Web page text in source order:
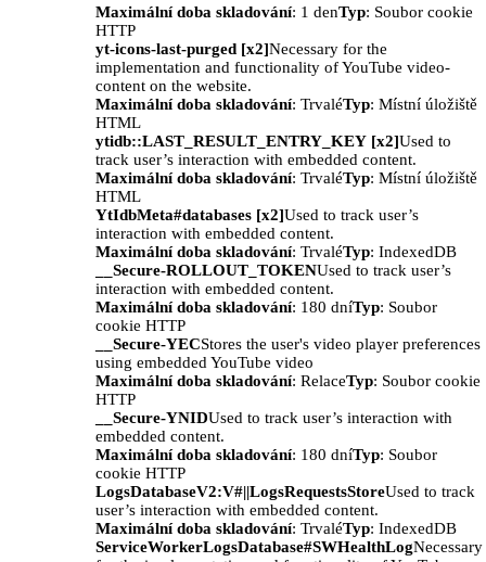
Maximální doba skladování: 1 denTyp: Soubor cookie
HTTP
yt-icons-last-purged [x2]Necessary for the
implementation and functionality of YouTube video-
content on the website.
Maximální doba skladování: TrvaléTyp: Místní úložiště
HTML
ytidb::LAST_RESULT_ENTRY_KEY [x2]Used to
track user’s interaction with embedded content.
Maximální doba skladování: TrvaléTyp: Místní úložiště
HTML
YtIdbMeta#databases [x2]Used to track user’s
interaction with embedded content.
Maximální doba skladování: TrvaléTyp: IndexedDB
__Secure-ROLLOUT_TOKENUsed to track user’s
interaction with embedded content.
Maximální doba skladování: 180 dníTyp: Soubor
cookie HTTP
__Secure-YECStores the user's video player preferences
using embedded YouTube video
Maximální doba skladování: RelaceTyp: Soubor cookie
HTTP
__Secure-YNIDUsed to track user’s interaction with
embedded content.
Maximální doba skladování: 180 dníTyp: Soubor
cookie HTTP
LogsDatabaseV2:V#||LogsRequestsStoreUsed to track
user’s interaction with embedded content.
Maximální doba skladování: TrvaléTyp: IndexedDB
ServiceWorkerLogsDatabase#SWHealthLogNecessary